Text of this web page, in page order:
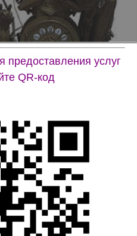
предоставления услуг
QR-код